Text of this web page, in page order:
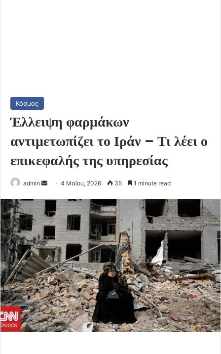
Κόσμος
Έλλειψη φαρμάκων
αντιμετωπίζει το Ιράν – Τι λέει ο
επικεφαλής της υπηρεσίας
admin
Send
email
4 Μαΐου, 2026 35 1 minute read